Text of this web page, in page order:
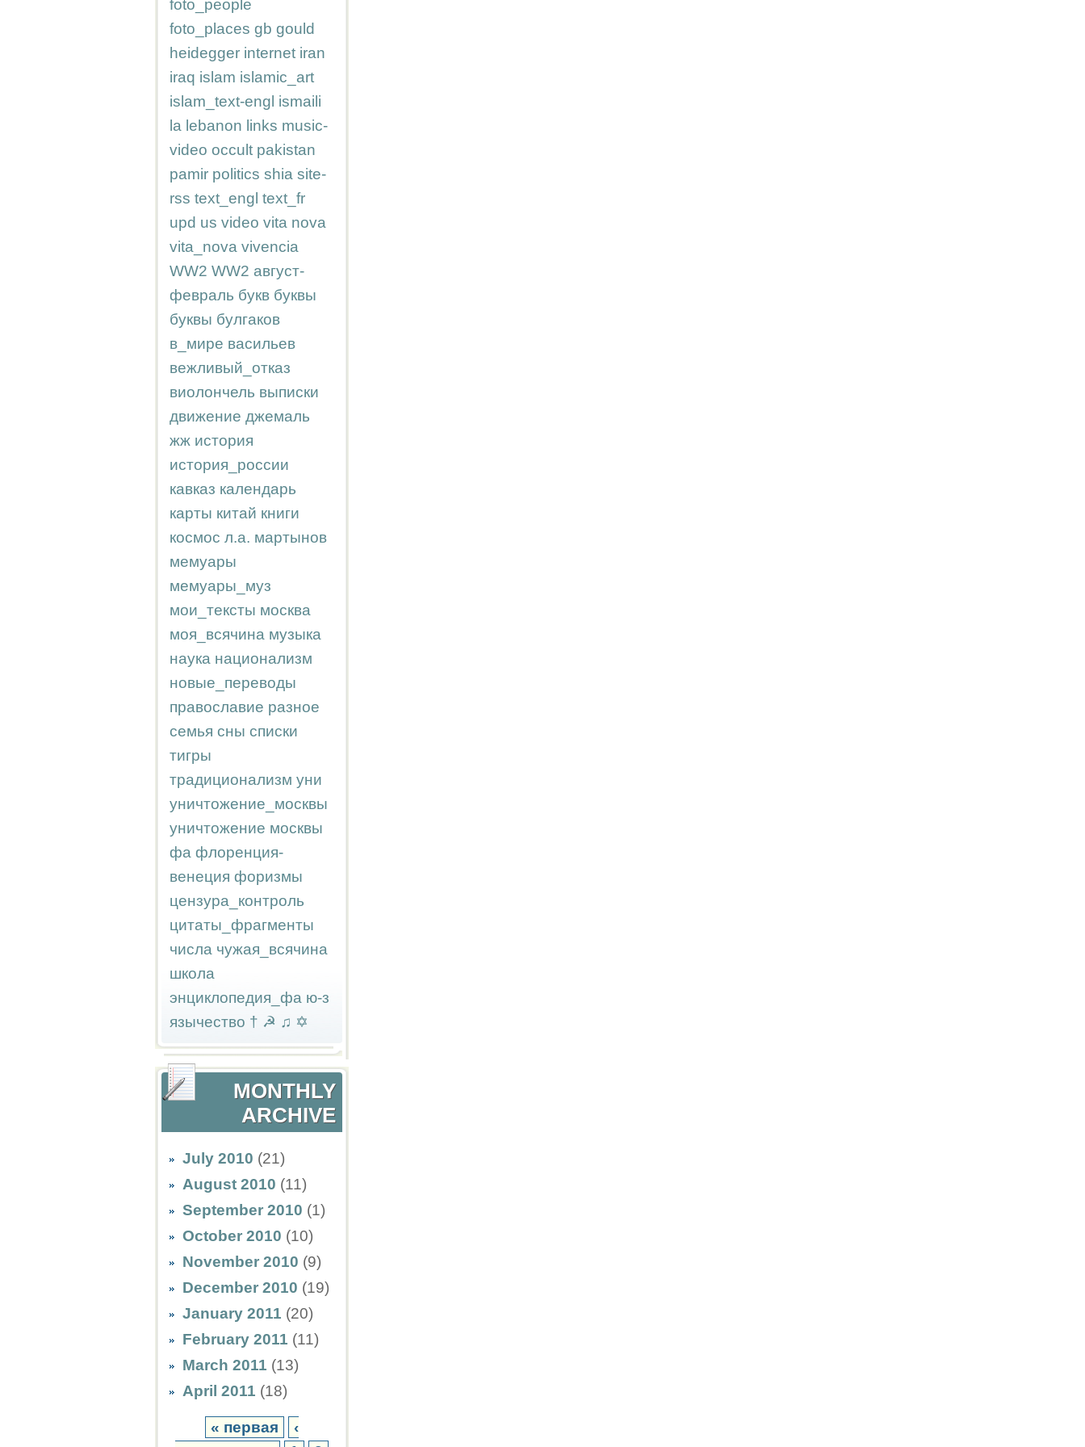
foto_people
foto_places gb gould
heidegger internet iran
iraq islam islamic_art
islam_text-engl ismaili
la lebanon links music-
video occult pakistan
pamir politics shia site-
rss text_engl text_fr
upd us video vita nova
vita_nova vivencia
WW2 WW2 август-
февраль букв буквы
буквы булгаков
в_мире васильев
вежливый_отказ
виолончель выписки
движение джемаль
жж история
история_россии
кавказ календарь
карты китай книги
космос л.а. мартынов
мемуары
мемуары_муз
мои_тексты москва
моя_всячина музыка
наука национализм
новые_переводы
православие разное
семья сны списки
тигры
традиционализм уни
уничтожение_москвы
уничтожение москвы
фа флоренция-
венеция форизмы
цензура_контроль
цитаты_фрагменты
числа чужая_всячина
школа
энциклопедия_фа ю-з
язычество † ☭ ♫ ✡
MONTHLY
ARCHIVE
July 2010 (21)
August 2010 (11)
September 2010 (1)
October 2010 (10)
November 2010 (9)
December 2010 (19)
January 2011 (20)
February 2011 (11)
March 2011 (13)
April 2011 (18)
« первая
‹